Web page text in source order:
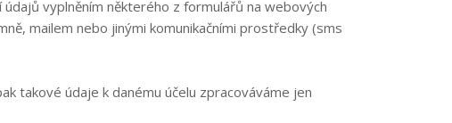
vyplněním některého z formulářů na webových
mailem nebo jinými komunikačními prostředky (sms
takové údaje k danému účelu zpracováváme jen